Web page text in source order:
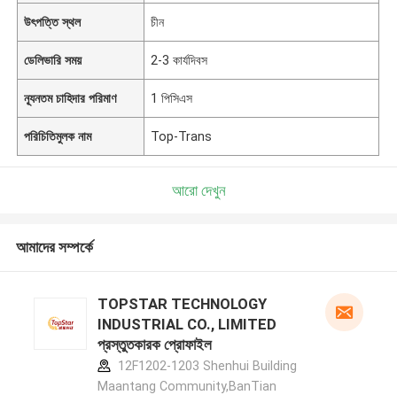
উৎপত্তি স্থল চীন
ডেলিভারি সময় 2-3 কার্যদিবস
ন্যূনতম চাহিদার পরিমাণ 1 পিসিএস
পরিচিতিমুলক নাম Top-Trans
আরো দেখুন
আমাদের সম্পর্কে
TOPSTAR TECHNOLOGY
INDUSTRIAL CO., LIMITED
প্রস্তুতকারক প্রোফাইল
12F1202-1203 Shenhui Building
Maantang Community,BanTian